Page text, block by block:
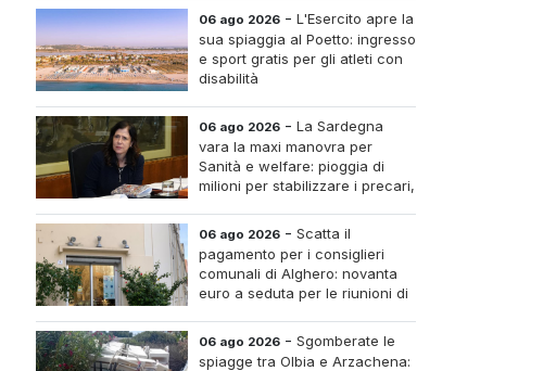
06 ago 2026 - L'Esercito apre la
sua spiaggia al Poetto: ingresso
e sport gratis per gli atleti con
disabilità
06 ago 2026 - La Sardegna
vara la maxi manovra per
Sanità e welfare: pioggia di
milioni per stabilizzare i precari,
centri e assumere infermieri fissi nelle case di riposo.
06 ago 2026 - Scatta il
pagamento per i consiglieri
comunali di Alghero: novanta
euro a seduta per le riunioni di
06 ago 2026 - Sgomberate le
spiagge tra Olbia e Arzachena: